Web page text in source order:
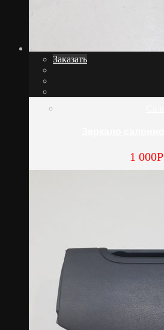
Заказать
1 000Р